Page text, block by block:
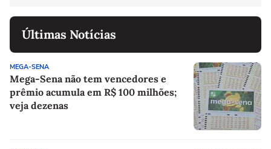
Últimas Notícias
MEGA-SENA
Mega-Sena não tem vencedores e
prêmio acumula em R$ 100 milhões;
veja dezenas